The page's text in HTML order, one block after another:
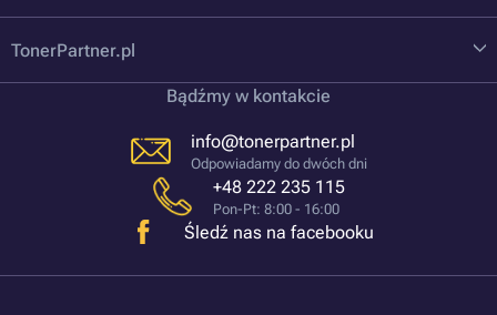
TonerPartner.pl
Bądźmy w kontakcie
info@tonerpartner.pl
Odpowiadamy do dwóch dni
+48 222 235 115
Pon-Pt: 8:00 - 16:00
Śledź nas na facebooku